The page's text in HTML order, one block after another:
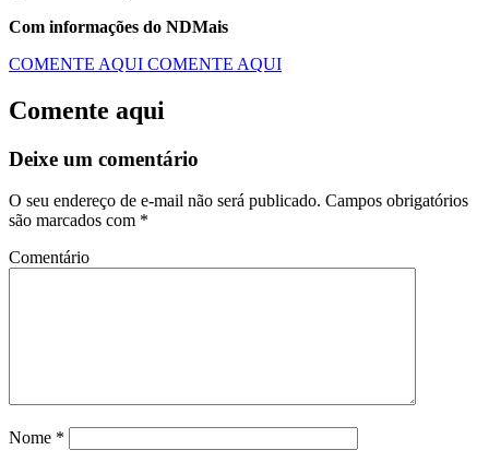
Com informações do NDMais
COMENTE AQUI COMENTE AQUI
Comente aqui
Deixe um comentário
O seu endereço de e-mail não será publicado. Campos obrigatórios
são marcados com *
Comentário
Nome *